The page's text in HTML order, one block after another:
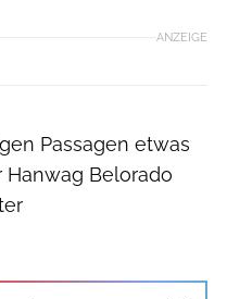
ANZEIGE
Passagen etwas
Hanwag Belorado